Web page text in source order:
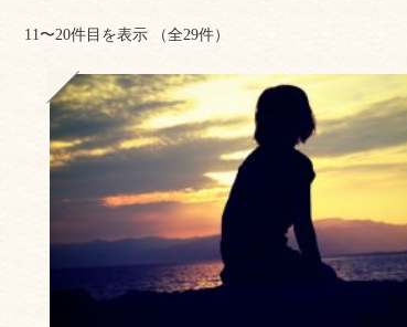
11〜20件目を表示 （全29件）